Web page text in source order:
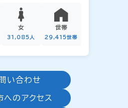
女
31,085人
世帯
29,415世帯
い合わせ
へのアクセス